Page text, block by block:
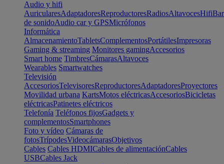
Audio y hifi
AuricularesAdaptadoresReproductoresRadiosAltavocesHifi
de sonidoAudio car y GPSMicrófonos
Informática
AlmacenamientoTabletsComplementosPortátilesImpresoras
Gaming & streaming Monitores gamingAccesorios
Smart home TimbresCámarasAltavoces
Wearables Smartwatches
Televisión
AccesoriosTelevisoresReproductoresAdaptadoresProyectores
Movilidad urbana KartsMotos eléctricasAccesoriosBicicletas
eléctricasPatinetes eléctricos
Telefonía Teléfonos fijosGadgets y
complementosSmartphones
Foto y vídeo Cámaras de
fotosTrípodesVideocámarasObjetivos
Cables Cables HDMICables de alimentaciónCables
USBCables Jack